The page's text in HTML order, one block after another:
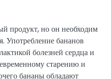
продукт, но он необходим
Употребление бананов
болезней сердца и
старению и
бананы обладают